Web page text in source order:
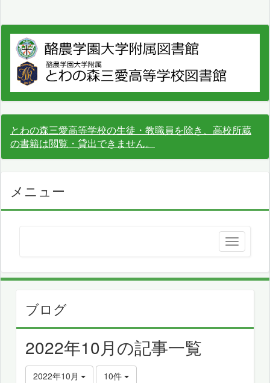
とわの森三愛高等学校の生徒・教職員を除き、高校所蔵
の書籍は閲覧・貸出できません。
メニュー
ブログ
2022年10月の記事一覧
2022年10月 10件